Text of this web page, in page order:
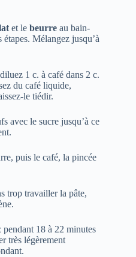
et le beurre au bain-
Mélangez jusqu’à
1 c. à café dans 2 c.
du café liquide,
le tiédir.
avec le sucre jusqu’à ce
puis le café, la pincée
trop travailler la pâte,
18 à 22 minutes
très légèrement